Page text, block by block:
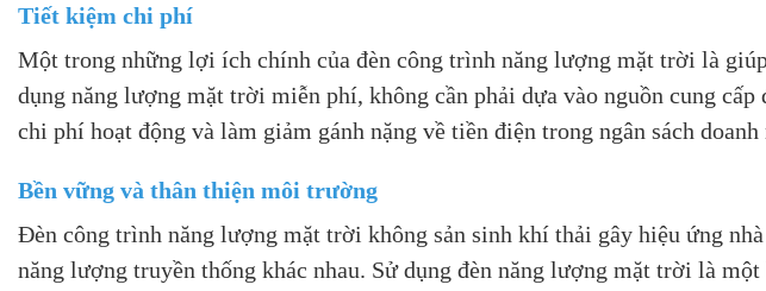
Tiết kiệm chi phí
Một trong những lợi ích chính của đèn công trình năng lượng mặt trời là
dụng năng lượng mặt trời miễn phí, không cần phải dựa vào nguồn cung
chi phí hoạt động và làm giảm gánh nặng về tiền điện trong ngân sách doanh
Bền vững và thân thiện môi trường
Đèn công trình năng lượng mặt trời không sản sinh khí thải gây hiệu ứng
năng lượng truyền thống khác nhau. Sử dụng đèn năng lượng mặt trời là